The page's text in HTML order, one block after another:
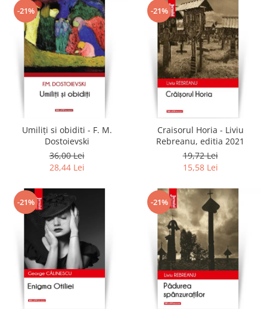
-21%
Umiliți si obiditi - F. M.
Dostoievski
36,00 Lei
28,44 Lei
-21%
Craisorul Horia - Liviu
Rebreanu, editia 2021
19,72 Lei
15,58 Lei
-21% -21%